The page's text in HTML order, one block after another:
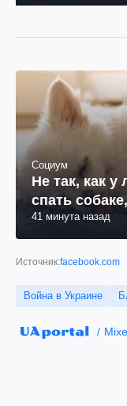
Социум
Не так, как
спать
41 минута назад
Источник:facebook.com
Война в Украине